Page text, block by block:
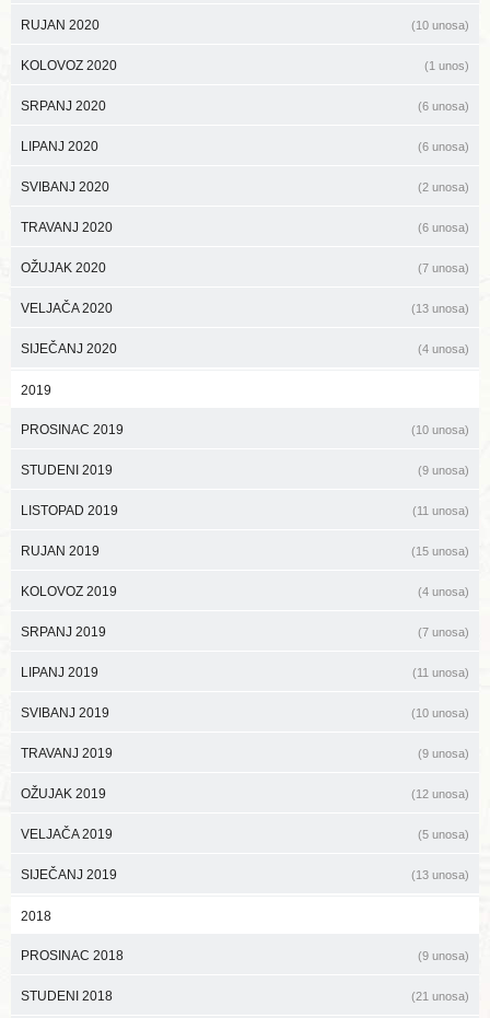
RUJAN 2020 (10 unosa)
KOLOVOZ 2020 (1 unos)
SRPANJ 2020 (6 unosa)
LIPANJ 2020 (6 unosa)
SVIBANJ 2020 (2 unosa)
TRAVANJ 2020 (6 unosa)
OŽUJAK 2020 (7 unosa)
VELJAČA 2020 (13 unosa)
SIJEČANJ 2020 (4 unosa)
2019
PROSINAC 2019 (10 unosa)
STUDENI 2019 (9 unosa)
LISTOPAD 2019 (11 unosa)
RUJAN 2019 (15 unosa)
KOLOVOZ 2019 (4 unosa)
SRPANJ 2019 (7 unosa)
LIPANJ 2019 (11 unosa)
SVIBANJ 2019 (10 unosa)
TRAVANJ 2019 (9 unosa)
OŽUJAK 2019 (12 unosa)
VELJAČA 2019 (5 unosa)
SIJEČANJ 2019 (13 unosa)
2018
PROSINAC 2018 (9 unosa)
STUDENI 2018 (21 unosa)